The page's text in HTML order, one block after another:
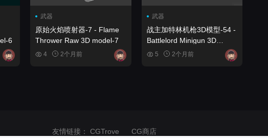
6
武器
原始火焰喷射器-7 - Flame
Thrower Raw 3D model-7
4 2个月前
武器
战主加特林机枪3D模型-54 -
Battlelord Minigun 3D
model-54
5 2个月前
友情链接： CGTrove CG商店